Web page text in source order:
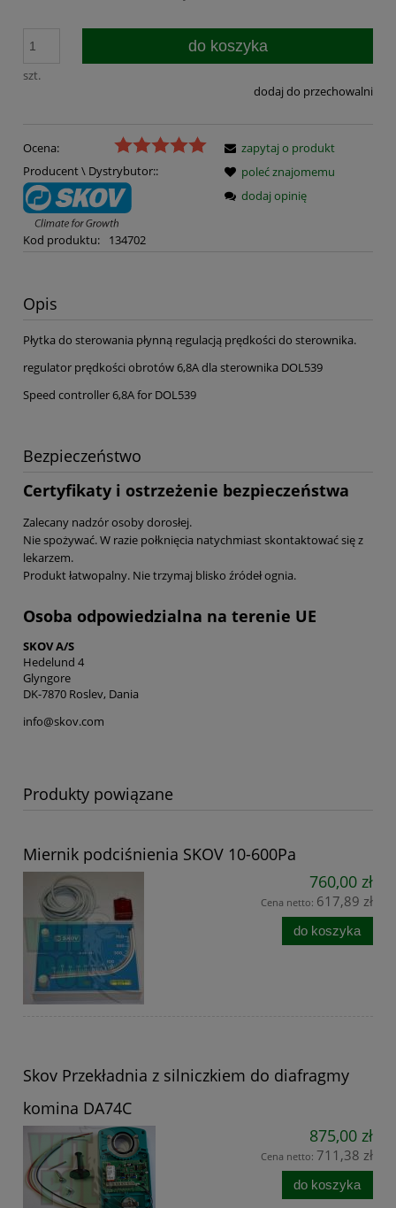
szt.
do koszyka
dodaj do przechowalni
Ocena:
Producent \ Dystrybutor::
Kod produktu: 134702
zapytaj o produkt
poleć znajomemu
dodaj opinię
Opis
Płytka do sterowania płynną regulacją prędkości do sterownika.
regulator prędkości obrotów 6,8A dla sterownika DOL539
Speed controller 6,8A for DOL539
Bezpieczeństwo
Certyfikaty i ostrzeżenie bezpieczeństwa
Zalecany nadzór osoby dorosłej.
Nie spożywać. W razie połknięcia natychmiast skontaktować się z
lekarzem.
Produkt łatwopalny. Nie trzymaj blisko źródeł ognia.
Osoba odpowiedzialna na terenie UE
SKOV A/S
Hedelund 4
Glyngore
DK-7870 Roslev, Dania
info@skov.com
Produkty powiązane
Miernik podciśnienia SKOV 10-600Pa
760,00 zł
Cena netto: 617,89 zł
do koszyka
Skov Przekładnia z silniczkiem do diafragmy
komina DA74C
875,00 zł
Cena netto: 711,38 zł
do koszyka